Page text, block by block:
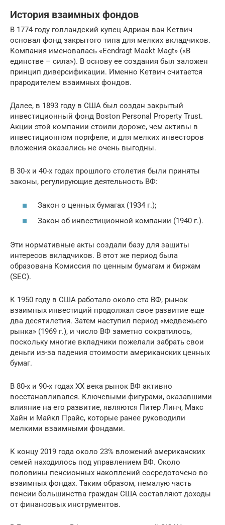
История взаимных фондов
В 1774 году голландский купец Адриан ван Кетвич
основал фонд закрытого типа для мелких вкладчиков.
Компания именовалась «Eendragt Maakt Magt» («В
единстве – сила»). В основу ее создания был заложен
принцип диверсификации. Именно Кетвич считается
прародителем взаимных фондов.
Далее, в 1893 году в США был создан закрытый
инвестиционный фонд Boston Personal Property Trust.
Акции этой компании стоили дороже, чем активы в
инвестиционном портфеле, и для мелких инвесторов
вложения оказались не очень выгодны.
В 30-х и 40-х годах прошлого столетия были приняты
законы, регулирующие деятельность ВФ:
Закон о ценных бумагах (1934 г.);
Закон об инвестиционной компании (1940 г.).
Эти нормативные акты создали базу для защиты
интересов вкладчиков. В этот же период была
образована Комиссия по ценным бумагам и биржам
(SEC).
К 1950 году в США работало около ста ВФ, рынок
взаимных инвестиций продолжал свое развитие еще
два десятилетия. Затем наступил период «медвежьего
рынка» (1969 г.), и число ВФ заметно сократилось,
поскольку многие вкладчики пожелали забрать свои
деньги из-за падения стоимости американских ценных
бумаг.
В 80-х и 90-х годах XX века рынок ВФ активно
восстанавливался. Ключевыми фигурами, оказавшими
влияние на его развитие, являются Питер Линч, Макс
Хайн и Майкл Прайс, которые ранее руководили
мелкими взаимными фондами.
К концу 2019 года около 23% вложений американских
семей находилось под управлением ВФ. Около
половины пенсионных накоплений сосредоточено во
взаимных фондах. Таким образом, немалую часть
пенсии большинства граждан США составляют доходы
от финансовых инструментов.